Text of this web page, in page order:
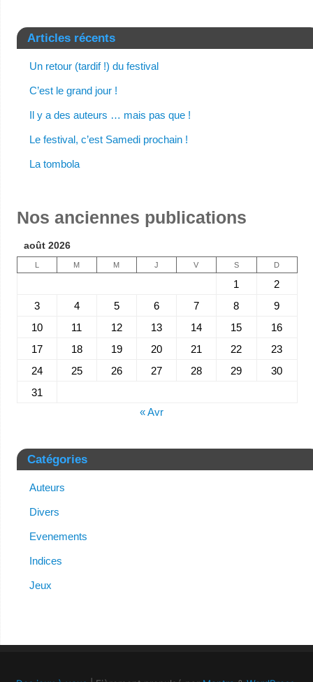
Articles récents
Un retour (tardif !) du festival
C’est le grand jour !
Il y a des auteurs … mais pas que !
Le festival, c’est Samedi prochain !
La tombola
Nos anciennes publications
août 2026
L M M J V S D
1
2
3
4 5 6 7 8
9
10
11 12 13 14 15
16
17
18 19 20 21 22
23
24
25 26 27 28 29
30
31
« Avr
Catégories
Auteurs
Divers
Evenements
Indices
Jeux